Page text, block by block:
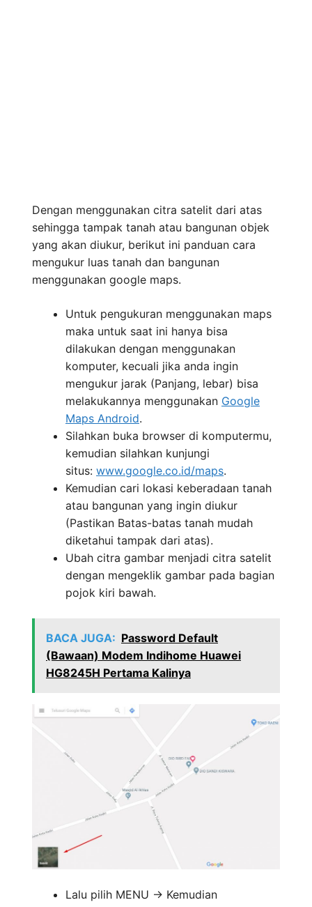
Dengan menggunakan citra satelit dari atas
sehingga tampak tanah atau bangunan objek
yang akan diukur, berikut ini panduan cara
mengukur luas tanah dan bangunan
menggunakan google maps.
Untuk pengukuran menggunakan maps
maka untuk saat ini hanya bisa
dilakukan dengan menggunakan
komputer, kecuali jika anda ingin
mengukur jarak (Panjang, lebar) bisa
melakukannya menggunakan Google
Maps Android.
Silahkan buka browser di komputermu,
kemudian silahkan kunjungi
situs: www.google.co.id/maps.
Kemudian cari lokasi keberadaan tanah
atau bangunan yang ingin diukur
(Pastikan Batas-batas tanah mudah
diketahui tampak dari atas).
Ubah citra gambar menjadi citra satelit
dengan mengeklik gambar pada bagian
pojok kiri bawah.
BACA JUGA: Password Default
(Bawaan) Modem Indihome Huawei
HG8245H Pertama Kalinya
Lalu pilih MENU -> Kemudian